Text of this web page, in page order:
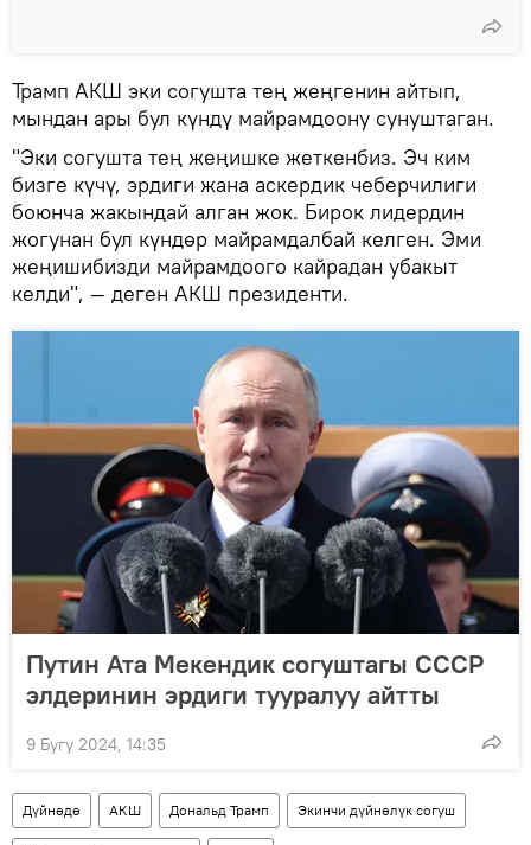
Трамп АКШ эки согушта тең жеңгенин айтып,
мындан ары бул күндү майрамдоону сунуштаган.
"Эки согушта тең жеңишке жеткенбиз. Эч ким
бизге күчү, эрдиги жана аскердик чеберчилиги
боюнча жакындай алган жок. Бирок лидердин
жогунан бул күндөр майрамдалбай келген. Эми
жеңишибизди майрамдоого кайрадан убакыт
келди", — деген АКШ президенти.
Путин Ата Мекендик согуштагы СССР
элдеринин эрдиги тууралуу айтты
9 Бугу 2024, 14:35
Дүйнөдө АКШ Дональд Трамп Экинчи дүйнөлүк согуш